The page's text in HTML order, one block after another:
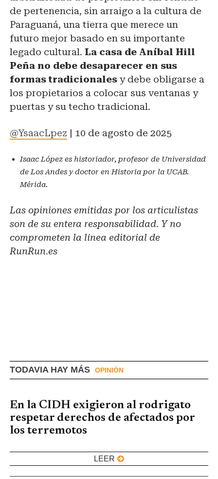
de pertenencia, sin arraigo a la cultura de
Paraguaná, una tierra que merece un
futuro mejor basado en su importante
legado cultural. La casa de Aníbal Hill
Peña no debe desaparecer en sus
formas tradicionales y debe obligarse a
los propietarios a colocar sus ventanas y
puertas y su techo tradicional.
@YsaacLpez | 10 de agosto de 2025
Isaac López es historiador, profesor de Universidad
de Los Andes y doctor en Historia por la UCAB.
Mérida.
Las opiniones emitidas por los articulistas
son de su entera responsabilidad. Y no
comprometen la línea editorial de
RunRun.es
TODAVIA HAY MÁS OPINIÓN
En la CIDH exigieron al rodrigato
respetar derechos de afectados por
los terremotos
LEER